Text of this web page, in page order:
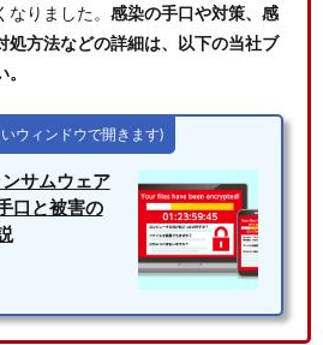
りました。 感染の手口や対策、感
処方法などの詳細は、以下の当社ブ
ウィンドウで開きます)
サムウェア
口と被害の